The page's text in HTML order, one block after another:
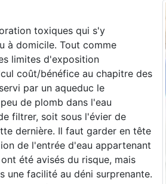
toxiques qui s'y
à domicile. Tout comme
limites d'exposition
coût/bénéfice au chapitre des
par un aqueduc le
de plomb dans l'eau
filtrer, soit sous l'évier de
dernière. Il faut garder en tête
de l'entrée d'eau appartenant
été avisés du risque, mais
une facilité au déni surprenante.